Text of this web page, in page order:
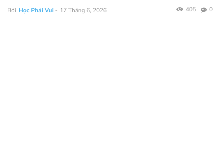
Bởi Học Phải Vui - 17 Tháng 6, 2026 0
405